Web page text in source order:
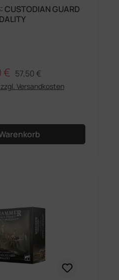
CUSTODIAN GUARD
€ Regulärer Preis:
57,50 €
Versandkosten
Gib den